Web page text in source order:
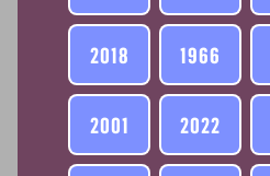
2018 1966
2001 2022